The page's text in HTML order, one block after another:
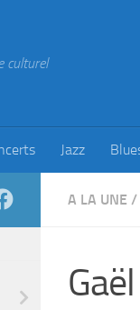
culturel
Jazz
A LA UNE /